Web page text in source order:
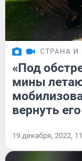
СТРАНА И
«Под
мины
вернуть
19 декабря, 2022,